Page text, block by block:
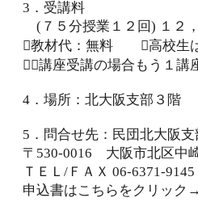
3．受講料
(７５分授業１２回) １２
教材代：無料 高校生
２講座受講の場合もう１
4．場所：北大阪支部３階
5．問合せ先：民団北大阪
〒530-0016 大阪市北区中
ＴＥＬ/ＦＡＸ 06-6371-9145
申込書はこちらをクリッ